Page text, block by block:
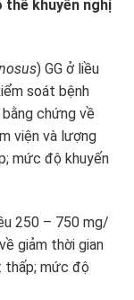
thể khuyến nghị
) GG ở liều
soát bệnh
chứng về
viện và lượng
mức độ khuyến
250 – 750 mg/
giảm thời gian
thấp; mức độ